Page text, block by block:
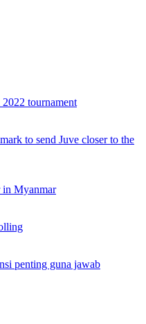
tournament
to send Juve closer to the
in Myanmar
penting guna jawab